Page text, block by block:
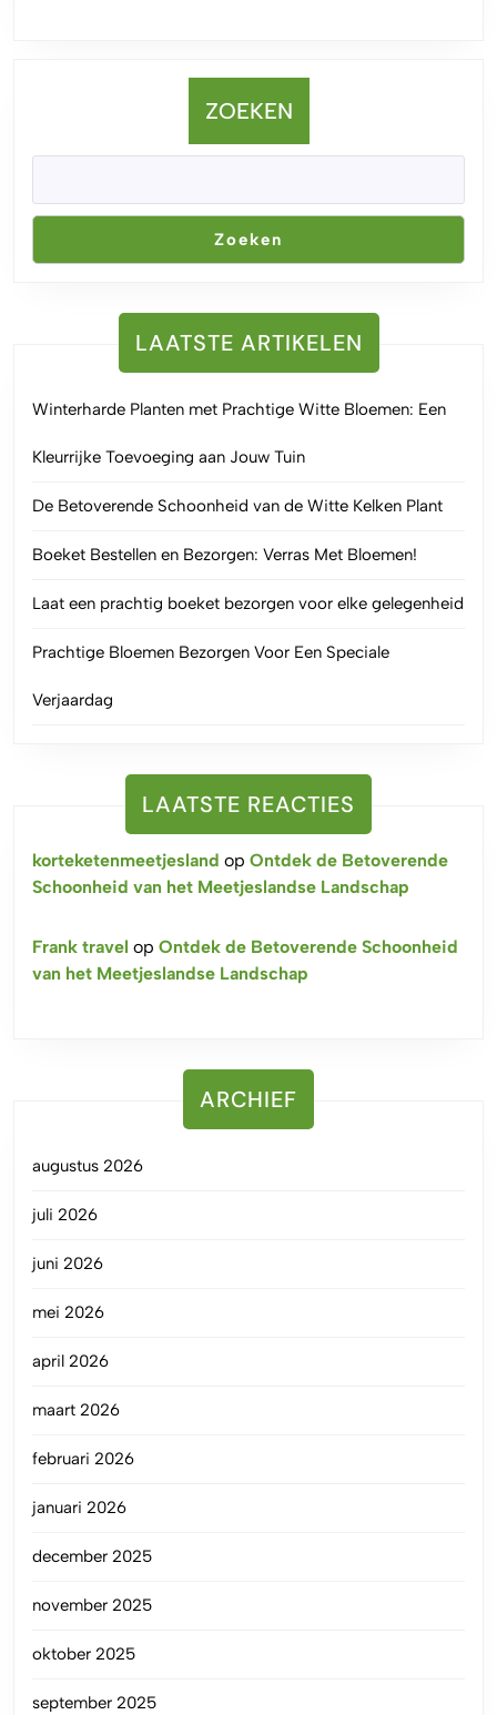
ZOEKEN
Zoeken
LAATSTE ARTIKELEN
Winterharde Planten met Prachtige Witte Bloemen: Een
Kleurrijke Toevoeging aan Jouw Tuin
De Betoverende Schoonheid van de Witte Kelken Plant
Boeket Bestellen en Bezorgen: Verras Met Bloemen!
Laat een prachtig boeket bezorgen voor elke gelegenheid
Prachtige Bloemen Bezorgen Voor Een Speciale
Verjaardag
LAATSTE REACTIES
korteketenmeetjesland op Ontdek de Betoverende
Schoonheid van het Meetjeslandse Landschap
Frank travel op Ontdek de Betoverende Schoonheid
van het Meetjeslandse Landschap
ARCHIEF
augustus 2026
juli 2026
juni 2026
mei 2026
april 2026
maart 2026
februari 2026
januari 2026
december 2025
november 2025
oktober 2025
september 2025